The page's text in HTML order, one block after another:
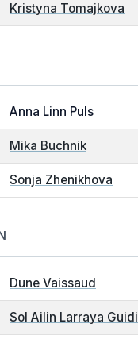
Kristyna Tomajkova
Anna Linn Puls
Mika Buchnik
Sonja Zhenikhova
Dune Vaissaud
Sol Ailin Larraya Guidi